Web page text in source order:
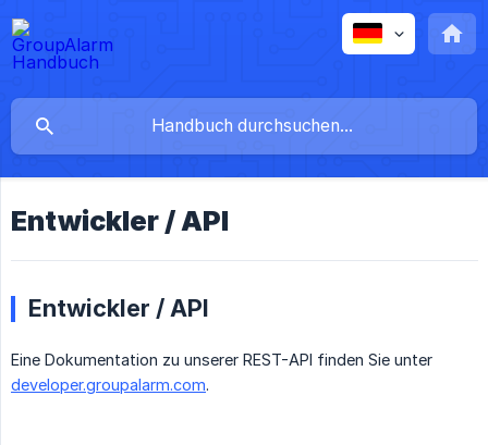
Entwickler / API
Entwickler / API
Eine Dokumentation zu unserer REST-API finden Sie unter
developer.groupalarm.com.